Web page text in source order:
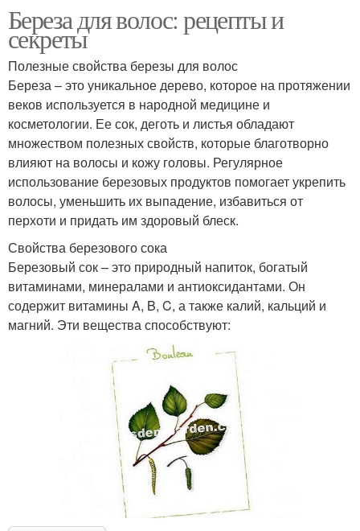
Береза для волос: рецепты и
секреты
Полезные свойства березы для волос
Береза – это уникальное дерево, которое на протяжении
веков используется в народной медицине и
косметологии. Ее сок, деготь и листья обладают
множеством полезных свойств, которые благотворно
влияют на волосы и кожу головы. Регулярное
использование березовых продуктов помогает укрепить
волосы, уменьшить их выпадение, избавиться от
перхоти и придать им здоровый блеск.
Свойства березового сока
Березовый сок – это природный напиток, богатый
витаминами, минералами и антиоксидантами. Он
содержит витамины A, B, C, а также калий, кальций и
магний. Эти вещества способствуют: